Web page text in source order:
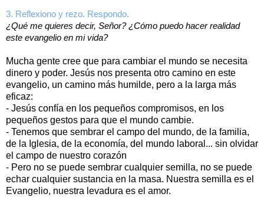
3. Reflexiono y rezo. Respondo.
¿Qué me quieres decir, Señor? ¿Cómo puedo hacer realidad
este evangelio en mi vida?
Mucha gente cree que para cambiar el mundo se necesita
dinero y poder. Jesús nos presenta otro camino en este
evangelio, un camino más humilde, pero a la larga más
eficaz:
- Jesús confía en los pequeños compromisos, en los
pequeños gestos para que el mundo cambie.
- Tenemos que sembrar el campo del mundo, de la familia,
de la Iglesia, de la economía, del mundo laboral... sin olvidar
el campo de nuestro corazón
- Pero no se puede sembrar cualquier semilla, no se puede
echar cualquier sustancia en la masa. Nuestra semilla es el
Evangelio, nuestra levadura es el amor.